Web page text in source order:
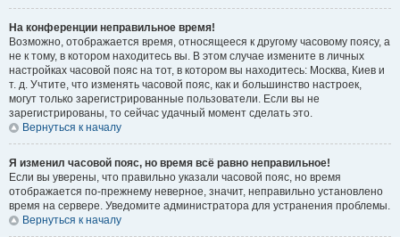
На конференции неправильное время!
Возможно, отображается время, относящееся к другому часовому поясу, а
не к тому, в котором находитесь вы. В этом случае измените в личных
настройках часовой пояс на тот, в котором вы находитесь: Москва, Киев и
т. д. Учтите, что изменять часовой пояс, как и большинство настроек,
могут только зарегистрированные пользователи. Если вы не
зарегистрированы, то сейчас удачный момент сделать это.
Вернуться к началу
Я изменил часовой пояс, но время всё равно неправильное!
Если вы уверены, что правильно указали часовой пояс, но время
отображается по-прежнему неверное, значит, неправильно установлено
время на сервере. Уведомите администратора для устранения проблемы.
Вернуться к началу